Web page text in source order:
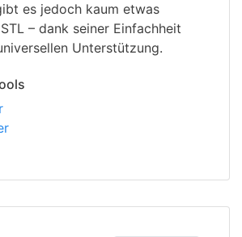
es jedoch kaum etwas
– dank seiner Einfachheit
Unterstützung.